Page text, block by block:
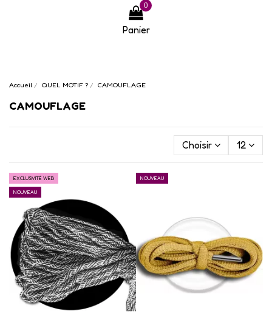
0
Panier
Accueil QUEL MOTIF ? CAMOUFLAGE
CAMOUFLAGE
Choisir 12
EXCLUSIVITÉ WEB
NOUVEAU
NOUVEAU